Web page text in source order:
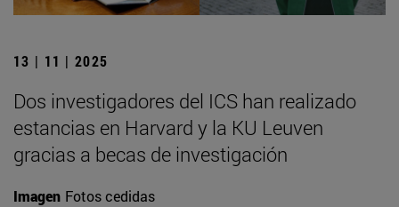
13 | 11 | 2025
Dos investigadores del ICS han realizado
estancias en Harvard y la KU Leuven
gracias a becas de investigación
Imagen Fotos cedidas